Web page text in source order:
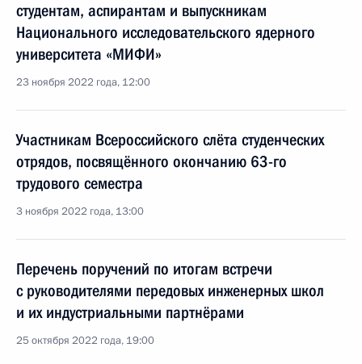
студентам, аспирантам и выпускникам
Национального исследовательского ядерного
университета «МИФИ»
23 ноября 2022 года, 12:00
Участникам Всероссийского слёта студенческих
отрядов, посвящённого окончанию 63-го
трудового семестра
3 ноября 2022 года, 13:00
Перечень поручений по итогам встречи
с руководителями передовых инженерных школ
и их индустриальными партнёрами
25 октября 2022 года, 19:00